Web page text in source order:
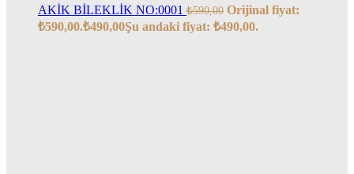
AKİK BİLEKLİK NO:0001 ₺590,00 Orijinal fiyat:
₺590,00.₺490,00Şu andaki fiyat: ₺490,00.